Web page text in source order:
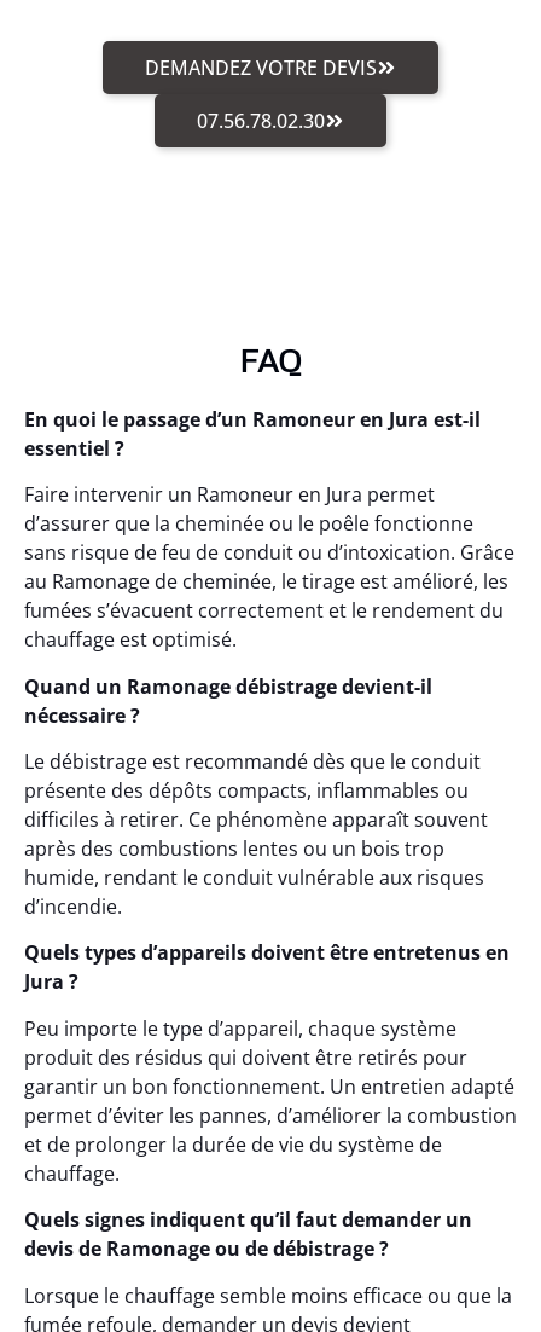
DEMANDEZ VOTRE DEVIS
07.56.78.02.30
FAQ
En quoi le passage d’un Ramoneur en Jura est-il
essentiel ?
Faire intervenir un Ramoneur en Jura permet
d’assurer que la cheminée ou le poêle fonctionne
sans risque de feu de conduit ou d’intoxication. Grâce
au Ramonage de cheminée, le tirage est amélioré, les
fumées s’évacuent correctement et le rendement du
chauffage est optimisé.
Quand un Ramonage débistrage devient-il
nécessaire ?
Le débistrage est recommandé dès que le conduit
présente des dépôts compacts, inflammables ou
difficiles à retirer. Ce phénomène apparaît souvent
après des combustions lentes ou un bois trop
humide, rendant le conduit vulnérable aux risques
d’incendie.
Quels types d’appareils doivent être entretenus en
Jura ?
Peu importe le type d’appareil, chaque système
produit des résidus qui doivent être retirés pour
garantir un bon fonctionnement. Un entretien adapté
permet d’éviter les pannes, d’améliorer la combustion
et de prolonger la durée de vie du système de
chauffage.
Quels signes indiquent qu’il faut demander un
devis de Ramonage ou de débistrage ?
Lorsque le chauffage semble moins efficace ou que la
fumée refoule, demander un devis devient